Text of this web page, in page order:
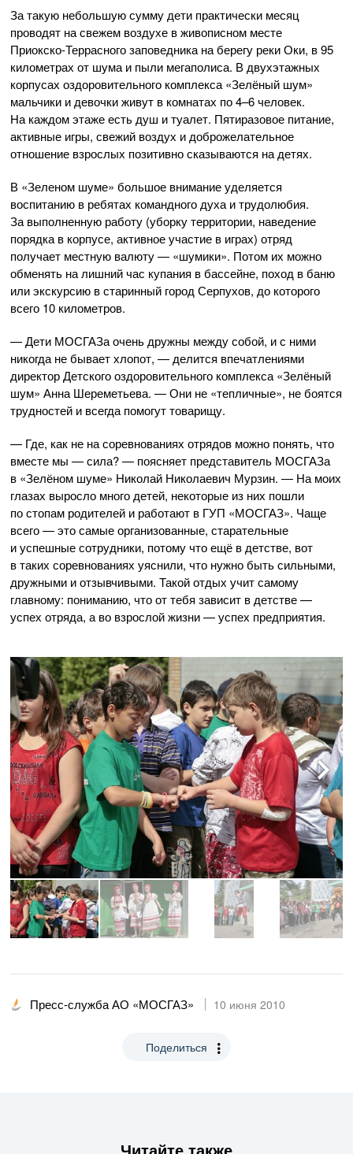
За такую небольшую сумму дети практически месяц
проводят на свежем воздухе в живописном месте
Приокско-Террасногозаповедника на берегу реки Оки, в 95
километрах от шума и пыли мегаполиса. В двухэтажных
корпусах оздоровительного комплекса «Зелёный шум»
мальчики и девочки живут в комнатах по 4–6 человек.
На каждом этаже есть душ и туалет. Пятиразовое питание,
активные игры, свежий воздух и доброжелательное
отношение взрослых позитивно сказываются на детях.
В «Зеленом шуме» большое внимание уделяется
воспитанию в ребятах командного духа и трудолюбия.
За выполненную работу (уборку территории, наведение
порядка в корпусе, активное участие в играх) отряд
получает местную валюту — «шумики». Потом их можно
обменять на лишний час купания в бассейне, поход в баню
или экскурсию в старинный город Серпухов, до которого
всего 10 километров.
— Дети МОСГАЗа очень дружны между собой, и с ними
никогда не бывает хлопот, — делится впечатлениями
директор Детского оздоровительного комплекса «Зелёный
шум» Анна Шереметьева. — Они не «тепличные», не боятся
трудностей и всегда помогут товарищу.
— Где, как не на соревнованиях отрядов можно понять, что
вместе мы — сила? — поясняет представитель МОСГАЗа
в «Зелёном шуме» Николай Николаевич Мурзин. — На моих
глазах выросло много детей, некоторые из них пошли
по стопам родителей и работают в ГУП «МОСГАЗ». Чаще
всего — это самые организованные, старательные
и успешные сотрудники, потому что ещё в детстве, вот
в таких соревнованиях уяснили, что нужно быть сильными,
дружными и отзывчивыми. Такой отдых учит самому
главному: пониманию, что от тебя зависит в детстве —
успех отряда, а во взрослой жизни — успех предприятия.
Пресс-служба АО «МОСГАЗ» 10 июня 2010
Поделиться